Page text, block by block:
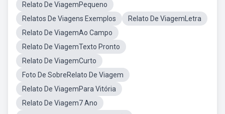
Relato De ViagemPequeno
Relatos De Viagens Exemplos
Relato De ViagemLetra
Relato De ViagemAo Campo
Relato De ViagemTexto Pronto
Relato De ViagemCurto
Foto De SobreRelato De Viagem
Relato De ViagemPara Vitória
Relato De Viagem7 Ano